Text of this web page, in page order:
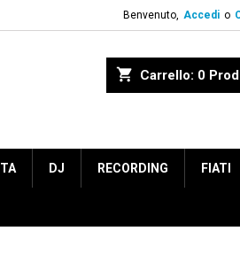
Benvenuto, Accedi o
shopping_cart Carrello: 0
DJ RECORDING FIATI